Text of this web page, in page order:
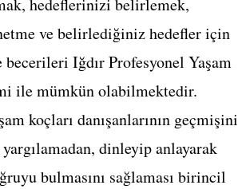
hedeflerinizi belirlemek,
ve belirlediğiniz hedefler için
becerileri Iğdır Profesyonel Yaşam
ile mümkün olabilmektedir.
koçları danışanlarının geçmişini
dinleyip anlayarak
bulmasını sağlaması birincil